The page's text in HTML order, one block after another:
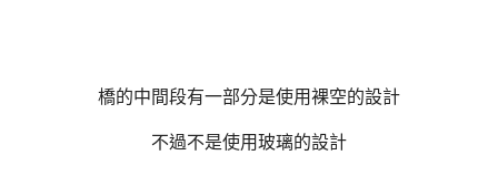
橋的中間段有一部分是使用裸空的設計
不過不是使用玻璃的設計